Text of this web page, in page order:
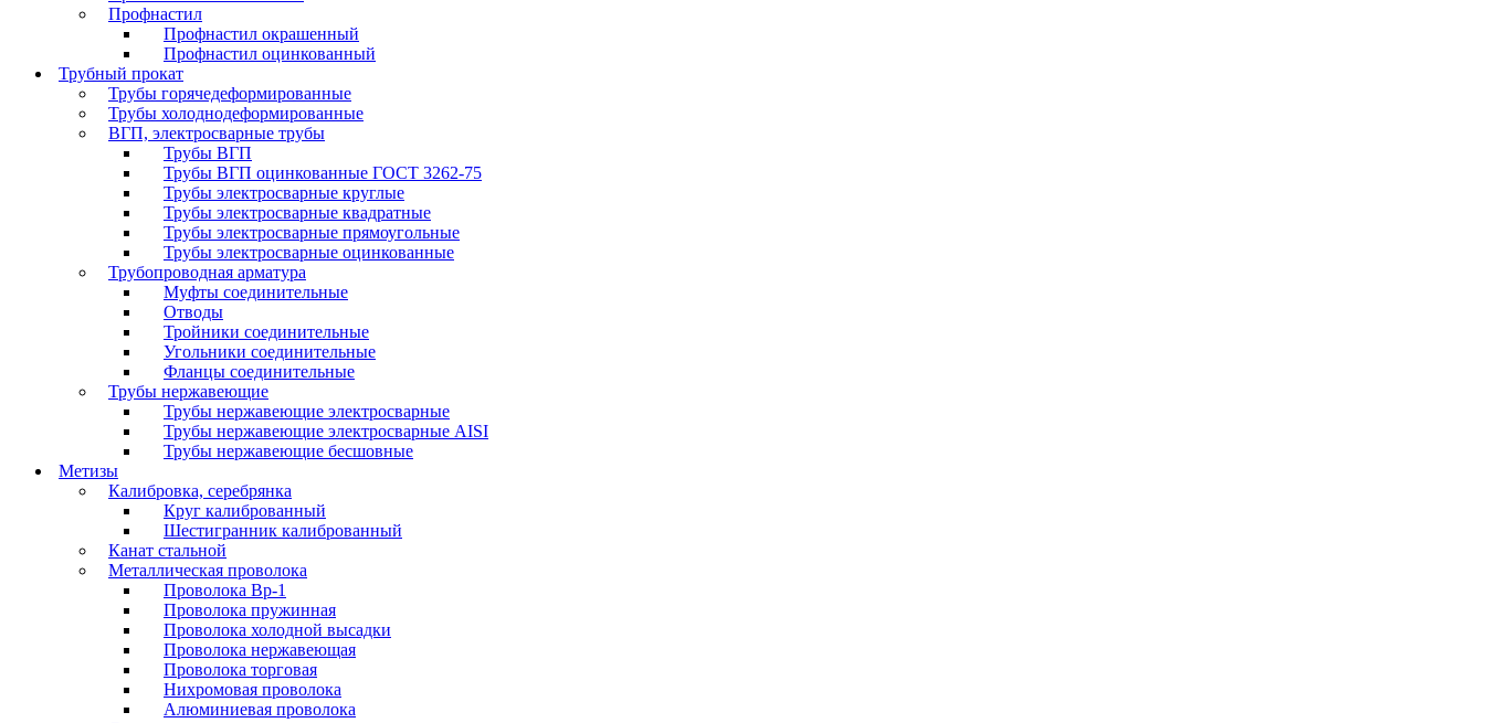
Профнастил
Профнастил окрашенный
Профнастил оцинкованный
Трубный прокат
Трубы горячедеформированные
Трубы холоднодеформированные
ВГП, электросварные трубы
Трубы ВГП
Трубы ВГП оцинкованные ГОСТ 3262-75
Трубы электросварные круглые
Трубы электросварные квадратные
Трубы электросварные прямоугольные
Трубы электросварные оцинкованные
Трубопроводная арматура
Муфты соединительные
Отводы
Тройники соединительные
Угольники соединительные
Фланцы соединительные
Трубы нержавеющие
Трубы нержавеющие электросварные
Трубы нержавеющие электросварные AISI
Трубы нержавеющие бесшовные
Метизы
Калибровка, серебрянка
Круг калиброванный
Шестигранник калиброванный
Канат стальной
Металлическая проволока
Проволока Вр-1
Проволока пружинная
Проволока холодной высадки
Проволока нержавеющая
Проволока торговая
Нихромовая проволока
Алюминиевая проволока